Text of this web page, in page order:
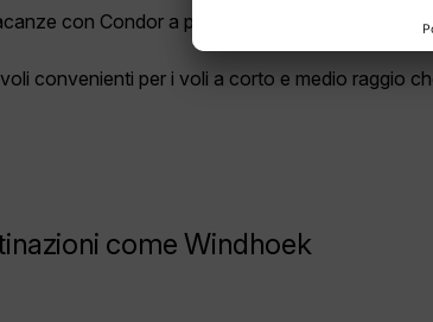
con Condor a prezzi vantaggiosi!
convenienti per i voli a corto e medio raggio
come Windhoek